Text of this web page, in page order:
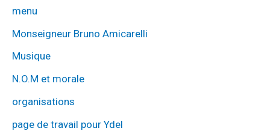
menu
Monseigneur Bruno Amicarelli
Musique
N.O.M et morale
organisations
page de travail pour Ydel